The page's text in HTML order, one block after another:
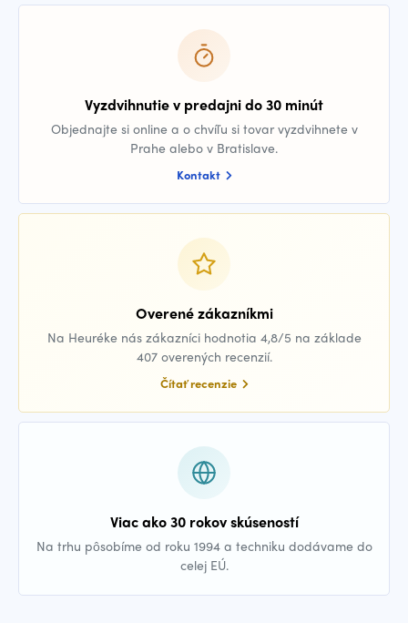
Vyzdvihnutie v predajni do 30 minút
Objednajte si online a o chvíľu si tovar vyzdvihnete v
Prahe alebo v Bratislave.
Kontakt
Overené zákazníkmi
Na Heuréke nás zákazníci hodnotia 4,8/5 na základe
407 overených recenzií.
Čítať recenzie
Viac ako 30 rokov skúseností
Na trhu pôsobíme od roku 1994 a techniku dodávame do
celej EÚ.